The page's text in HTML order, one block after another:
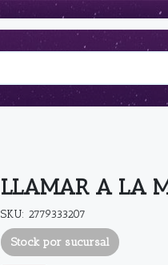
LLAMAR A LA
SKU: 2779333207
Stock por sucursal